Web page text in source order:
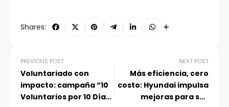
Shares:
PREVIOUS POST
Voluntariado con
impacto: campaña “10
Voluntarios por 10 Días”
NEXT POST
Más eficiencia, cero
costo: Hyundai impulsa
mejoras para sus